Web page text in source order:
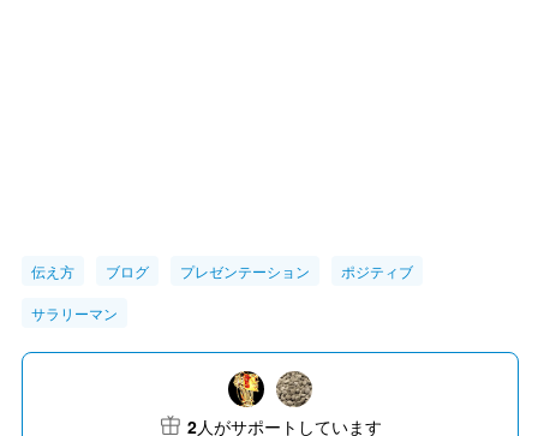
伝え方 ブログ プレゼンテーション ポジティブ
サラリーマン
2人がサポートしています